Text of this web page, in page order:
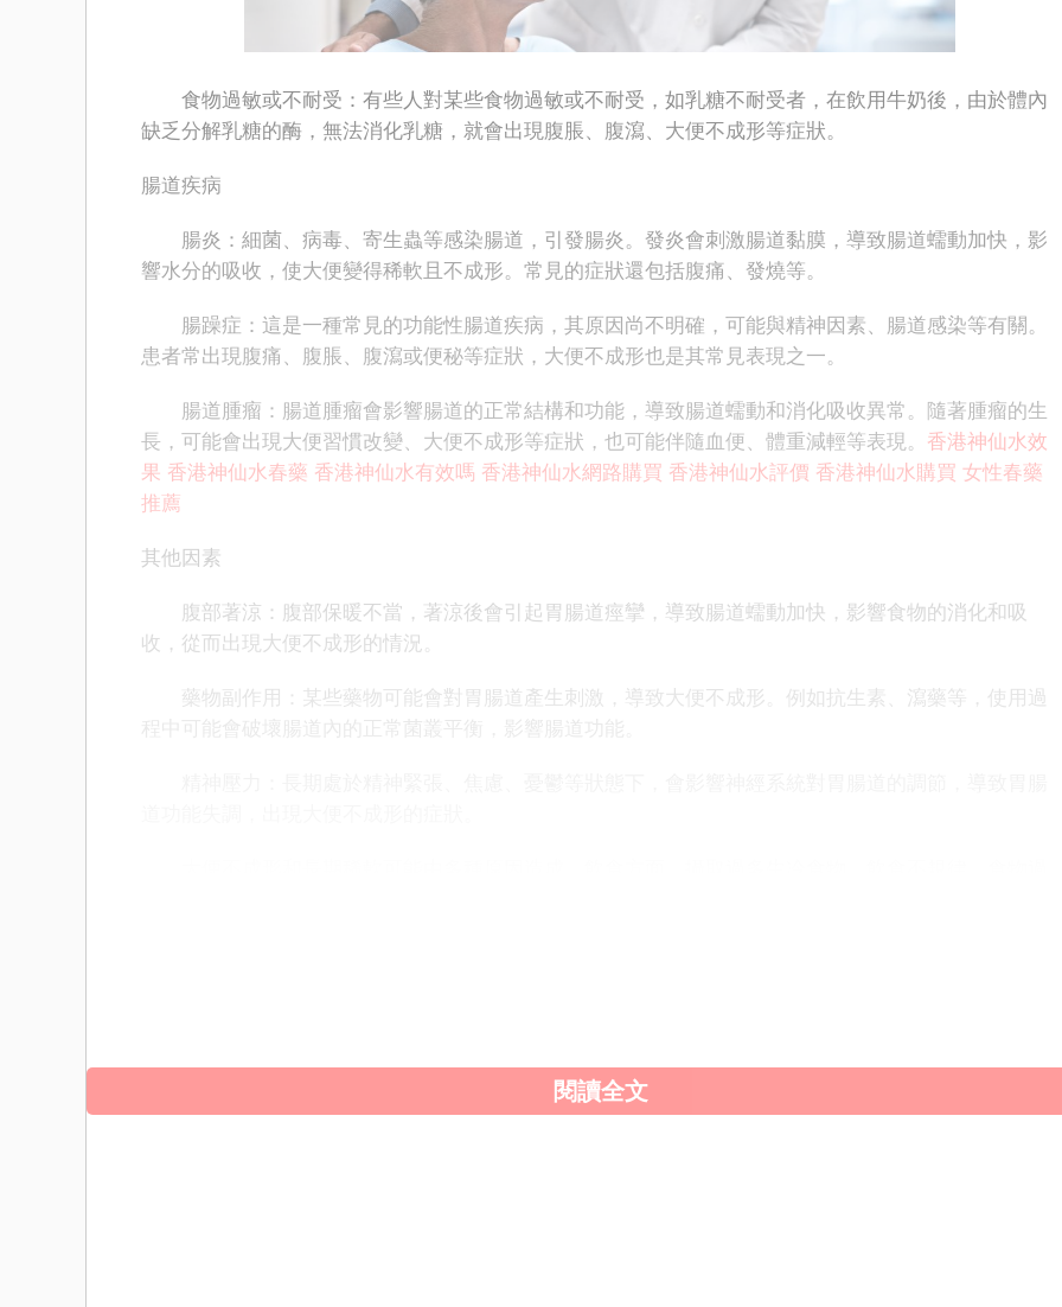
食物過敏或不耐受：有些人對某些食物過敏或不耐受，如乳糖不耐受者，在飲用牛奶後，由於體內
缺乏分解乳糖的酶，無法消化乳糖，就會出現腹脹、腹瀉、大便不成形等症狀。
腸道疾病
腸炎：細菌、病毒、寄生蟲等感染腸道，引發腸炎。發炎會刺激腸道黏膜，導致腸道蠕動加快，影
響水分的吸收，使大便變得稀軟且不成形。常見的症狀還包括腹痛、發燒等。
腸躁症：這是一種常見的功能性腸道疾病，其原因尚不明確，可能與精神因素、腸道感染等有關。
患者常出現腹痛、腹脹、腹瀉或便秘等症狀，大便不成形也是其常見表現之一。
腸道腫瘤：腸道腫瘤會影響腸道的正常結構和功能，導致腸道蠕動和消化吸收異常。隨著腫瘤的生
長，可能會出現大便習慣改變、大便不成形等症狀，也可能伴隨血便、體重減輕等表現。 香港神仙水效
果 香港神仙水春藥 香港神仙水有效嗎 香港神仙水網路購買 香港神仙水評價 香港神仙水購買 女性春藥
推薦
其他因素
腹部著涼：腹部保暖不當，著涼後會引起胃腸道痙攣，導致腸道蠕動加快，影響食物的消化和吸
收，從而出現大便不成形的情況。
藥物副作用：某些藥物可能會對胃腸道產生刺激，導致大便不成形。例如抗生素、瀉藥等，使用過
閱讀全文